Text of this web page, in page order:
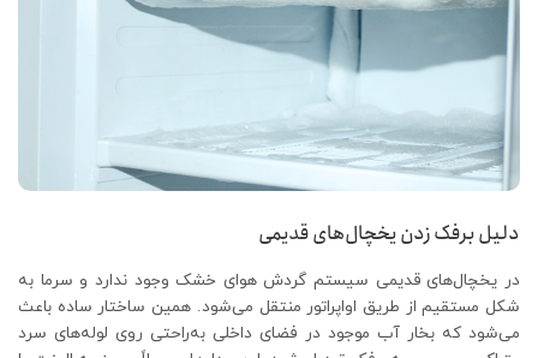
دلیل برفک زدن یخچال‌های قدیمی
در یخچال‌های قدیمی سیستم گردش هوای خشک وجود ندارد و سرما به
شکل مستقیم از طریق اواپراتور منتقل می‌شود. همین ساختار ساده باعث
می‌شود که بخار آب موجود در فضای داخلی به‌راحتی روی لوله‌های سرد